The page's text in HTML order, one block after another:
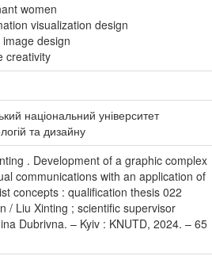
women
visualization design
image design
creativity
національний університет
та дизайну
. Development of a graphic complex
communications with an application of
concepts : qualification thesis 022
/ Liu Xinting ; scientific supervisor
Dubrivna. – Kyiv : KNUTD, 2024. – 65